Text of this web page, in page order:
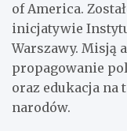
of America.
inicjatywie
Warszawy. Misją
propagowanie
oraz edukacja na
narodów.